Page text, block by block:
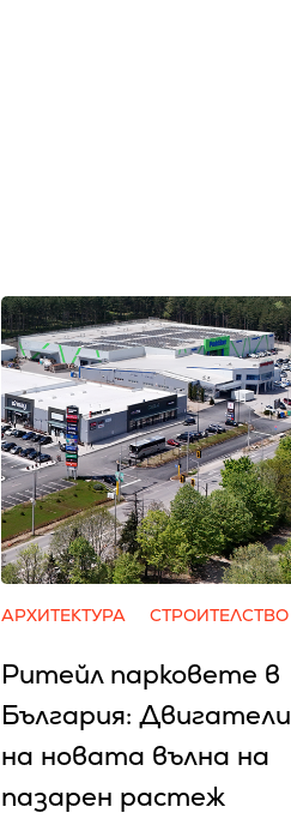
АРХИТЕКТУРА СТРОИТЕЛСТВО
Ритейл парковете в
България: Двигатели
на новата вълна на
пазарен растеж